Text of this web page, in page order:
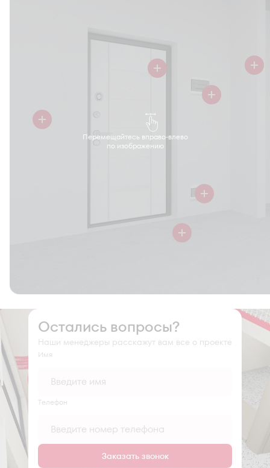
Перемещайтесь вправо-влево
по изображению
Остались вопросы?
Наши менеджеры расскажут вам все о проекте
Имя
Tелефон
Заказать звонок